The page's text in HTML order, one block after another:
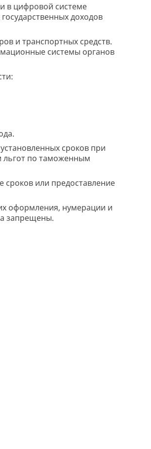
в цифровой системе
доходов
и транспортных средств.
системы органов
сроков при
льгот по таможенным
сроков или предоставление
оформления, нумерации и
запрещены.